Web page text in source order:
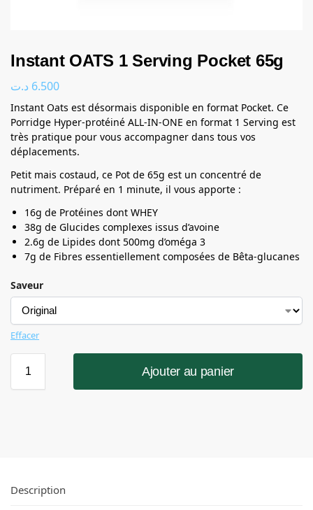
Instant OATS 1 Serving Pocket 65g
6.500 د.ت
Instant Oats est désormais disponible en format Pocket. Ce
Porridge Hyper-protéiné ALL-IN-ONE en format 1 Serving est
très pratique pour vous accompagner dans tous vos
déplacements.
Petit mais costaud, ce Pot de 65g est un concentré de
nutriment. Préparé en 1 minute, il vous apporte :
16g de Protéines dont WHEY
38g de Glucides complexes issus d’avoine
2.6g de Lipides dont 500mg d’oméga 3
7g de Fibres essentiellement composées de Bêta-glucanes
Saveur
Effacer
Ajouter au panier
Description